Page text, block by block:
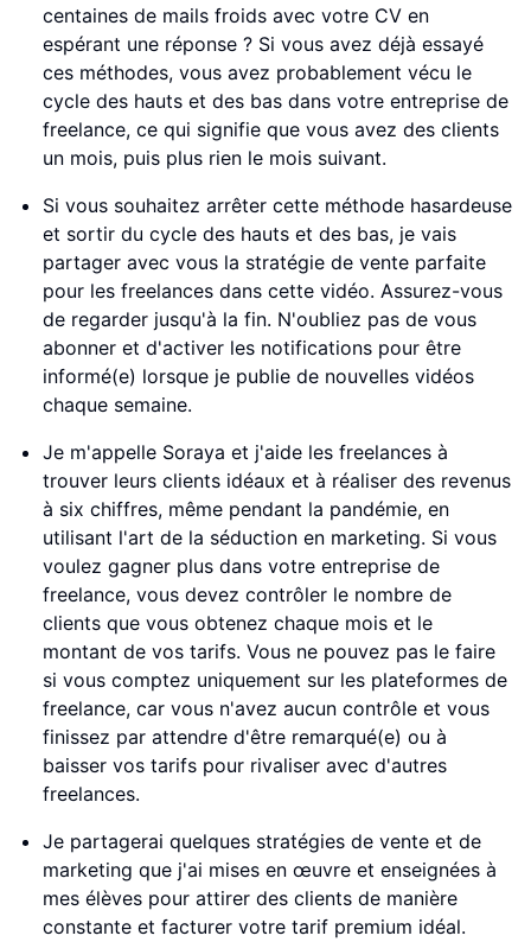
centaines de mails froids avec votre CV en
espérant une réponse ? Si vous avez déjà essayé
ces méthodes, vous avez probablement vécu le
cycle des hauts et des bas dans votre entreprise de
freelance, ce qui signifie que vous avez des clients
un mois, puis plus rien le mois suivant.
Si vous souhaitez arrêter cette méthode hasardeuse
et sortir du cycle des hauts et des bas, je vais
partager avec vous la stratégie de vente parfaite
pour les freelances dans cette vidéo. Assurez-vous
de regarder jusqu'à la fin. N'oubliez pas de vous
abonner et d'activer les notifications pour être
informé(e) lorsque je publie de nouvelles vidéos
chaque semaine.
Je m'appelle Soraya et j'aide les freelances à
trouver leurs clients idéaux et à réaliser des revenus
à six chiffres, même pendant la pandémie, en
utilisant l'art de la séduction en marketing. Si vous
voulez gagner plus dans votre entreprise de
freelance, vous devez contrôler le nombre de
clients que vous obtenez chaque mois et le
montant de vos tarifs. Vous ne pouvez pas le faire
si vous comptez uniquement sur les plateformes de
freelance, car vous n'avez aucun contrôle et vous
finissez par attendre d'être remarqué(e) ou à
baisser vos tarifs pour rivaliser avec d'autres
freelances.
Je partagerai quelques stratégies de vente et de
marketing que j'ai mises en œuvre et enseignées à
mes élèves pour attirer des clients de manière
constante et facturer votre tarif premium idéal.